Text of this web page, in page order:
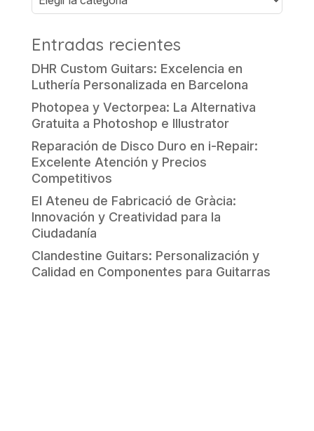
Entradas recientes
DHR Custom Guitars: Excelencia en
Luthería Personalizada en Barcelona
Photopea y Vectorpea: La Alternativa
Gratuita a Photoshop e Illustrator
Reparación de Disco Duro en i-Repair:
Excelente Atención y Precios
Competitivos
El Ateneu de Fabricació de Gràcia:
Innovación y Creatividad para la
Ciudadanía
Clandestine Guitars: Personalización y
Calidad en Componentes para Guitarras